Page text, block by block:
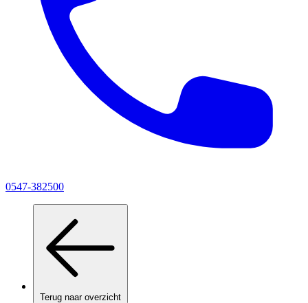
0547-382500
Terug naar overzicht